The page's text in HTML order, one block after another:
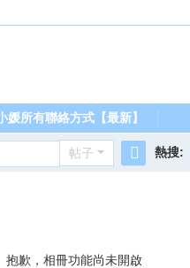
媛所有聯絡方式【最新】
帖子 熱搜:
抱歉，相冊功能尚未開啟